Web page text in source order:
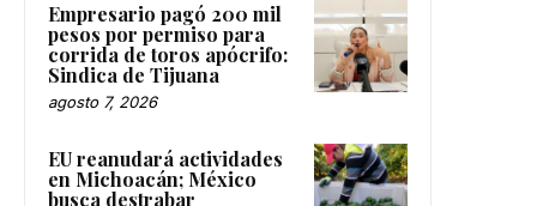
Empresario pagó 200 mil
pesos por permiso para
corrida de toros apócrifo:
Sindica de Tijuana
agosto 7, 2026
EU reanudará actividades
en Michoacán; México
busca destrabar